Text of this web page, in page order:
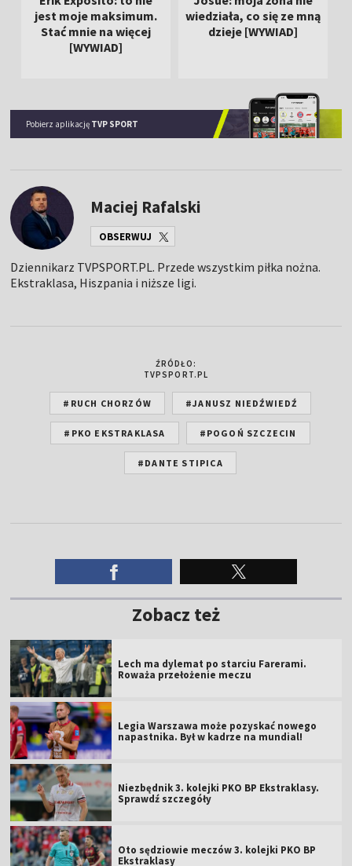
jest moje maksimum.
Stać mnie na więcej
[WYWIAD]
wiedziała, co się ze mną
dzieje [WYWIAD]
Pobierz aplikację TVP SPORT
Maciej Rafalski
OBSERWUJ
Dziennikarz TVPSPORT.PL. Przede wszystkim piłka nożna.
Ekstraklasa, Hiszpania i niższe ligi.
ŹRÓDŁO:
TVPSPORT.PL
#RUCH CHORZÓW #JANUSZ NIEDŹWIEDŹ
#PKO EKSTRAKLASA #POGOŃ SZCZECIN
#DANTE STIPICA
Zobacz też
Lech ma dylemat po starciu Farerami.
Roważa przełożenie meczu
Legia Warszawa może pozyskać nowego
napastnika. Był w kadrze na mundial!
Niezbędnik 3. kolejki PKO BP Ekstraklasy.
Sprawdź szczegóły
Oto sędziowie meczów 3. kolejki PKO BP
Ekstraklasy